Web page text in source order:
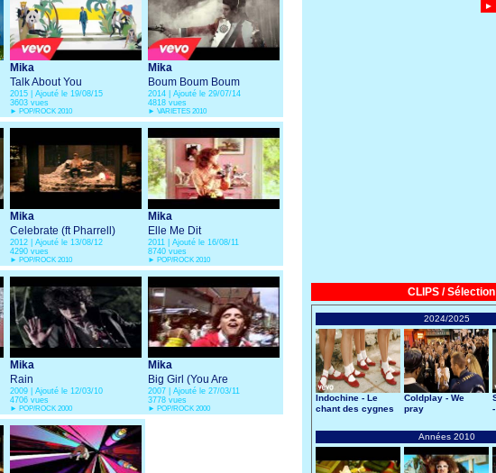
Mika
Talk About You
2015 | Ajouté le 19/08/15
3603 vues
► POP/ROCK 2010
Mika
Boum Boum Boum
2014 | Ajouté le 29/07/14
4818 vues
► VARIETES 2010
Mika
Celebrate (ft Pharrell)
2012 | Ajouté le 13/08/12
4290 vues
► POP/ROCK 2010
Mika
Elle Me Dit
2011 | Ajouté le 16/08/11
8740 vues
► POP/ROCK 2010
Mika
Rain
2009 | Ajouté le 12/03/10
4706 vues
► POP/ROCK 2000
Mika
Big Girl (You Are
Beautiful)
2007 | Ajouté le 27/03/11
3778 vues
► POP/ROCK 2000
►
CLIPS / Sélection
2024/2025
Indochine - Le
chant des cygnes
Coldplay - We
pray
Années 2010